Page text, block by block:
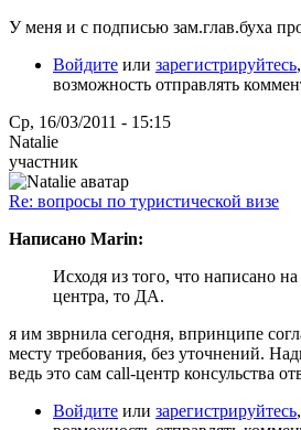
У меня и с подписью зам.глав.буха
Войдите или зарегистрируйтесь
возможность отправлять
Ср, 16/03/2011 - 15:15
Natalie
участник
Re: вопросы по туристической визе
Написано Marin:
Исходя из того, что написано на
центра, то ДА.
я им зврнила сегодня, впринципе
месту требования, без уточнений.
ведь это сам call-центр консульства
Войдите или зарегистрируйтесь